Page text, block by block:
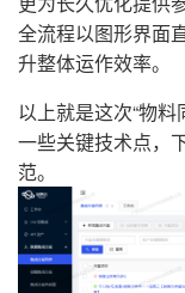
全流程以图形界面
升整体运作效率。
以上就是这次“物
一些关键技术点，
范。